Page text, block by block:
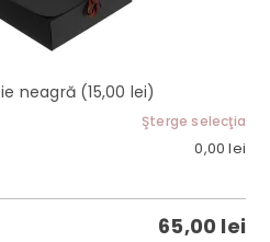
neagră (15,00 lei)
Şterge selecţia
0,00lei
65,00 lei